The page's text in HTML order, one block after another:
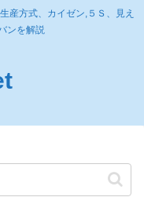
産方式、カイゼン,５Ｓ、見え
ンを解説